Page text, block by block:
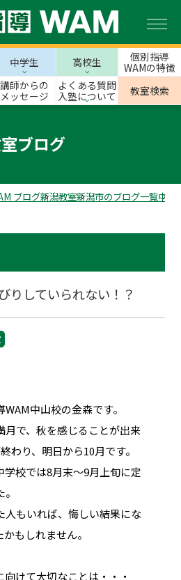
中学生 高校生
個別指導
WAMの特徴
講師からの
メッセージ
よくある質問
入塾について
教室検索
ブログ
ブログ新潟教室新潟市のブログ一覧中山
りしていられない！？
中山校の金森です。
月で、秋を感じることが出来
わり、明日から10月です。
学校では8月末～9月上旬に定
人もいれば、悔しい結果にな
もしれません。
けて大切なことは・・・